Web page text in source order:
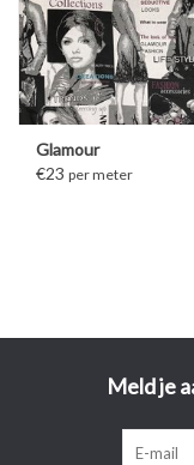
Glamour
€23 per meter
Meld je